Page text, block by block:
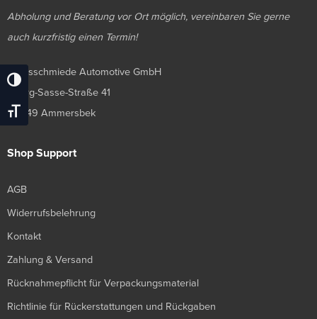
Umschalten Auf Hohe Kontraste
Schrift Vergrößern
Abholung und Beratung vor Ort möglich, vereinbaren Sie gerne
auch kurzfristig einen Termin!
Luxusschmiede Automotive GmbH
Georg-Sasse-Straße 41
22949 Ammersbek
Shop Support
AGB
Widerrufsbelehrung
Kontakt
Zahlung & Versand
Rücknahmepflicht für Verpackungsmaterial
Richtlinie für Rückerstattungen und Rückgaben